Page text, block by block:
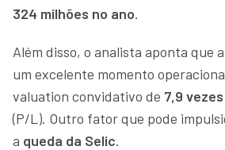
324 milhões no ano.
Além disso, o analista aponta que
um excelente momento
valuation convidativo de 7,9
(P/L). Outro fator que pode
a queda da Selic.